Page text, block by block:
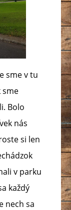
sme v tu
sme
Bolo
nás
si len
v parku
každý
nech sa